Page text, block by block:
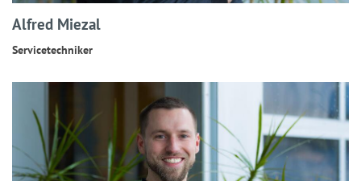
Alfred Miezal
Servicetechniker